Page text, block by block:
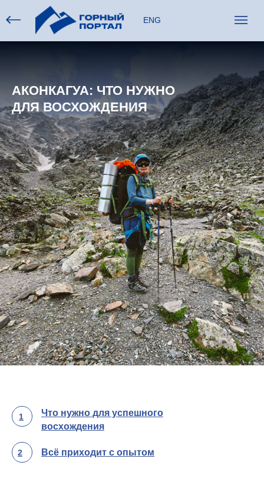
ENG
АКОНКАГУА: ЧТО НУЖНО
ДЛЯ ВОСХОЖДЕНИЯ
Всё приходит с опытом
Что нужно для успешного
восхождения
1
2